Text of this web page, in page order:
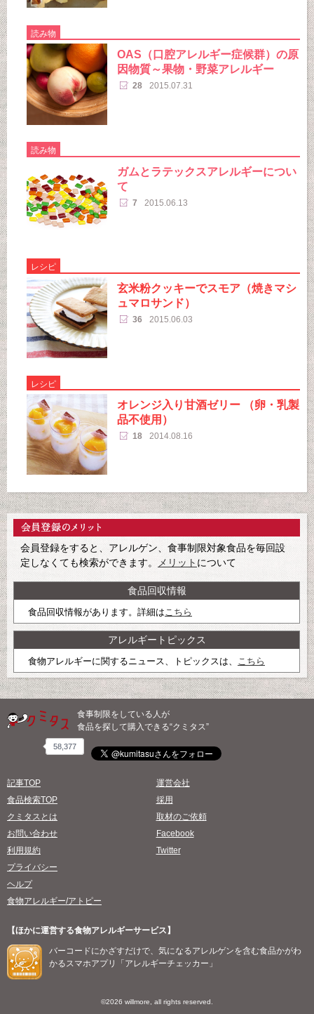
読み物
OAS（口腔アレルギー症候群）の原
因物質～果物・野菜アレルギー
28 2015.07.31
読み物
ガムとラテックスアレルギーについ
て
7 2015.06.13
レシピ
玄米粉クッキーでスモア（焼きマシ
ュマロサンド）
36 2015.06.03
レシピ
オレンジ入り甘酒ゼリー （卵・乳製
品不使用）
18 2014.08.16
会員登録をすると、アレルゲン、食事制限対象食品を毎回設
定しなくても検索ができます。
メリット について
食品回収情報
食品回収情報があります。詳細は こちら
アレルギートピックス
食物アレルギーに関するニュース、トピックスは、 こちら
食事制限をしている人が
食品を探して購入できる“クミタス”
58,377
©2026 willmore, all rights reserved.
記事TOP
食品検索TOP
クミタスとは
お問い合わせ
利用規約
プライバシー
ヘルプ
食物アレルギー/アトピー
運営会社
採用
取材のご依頼
Facebook
Twitter
【ほかに運営する食物アレルギーサービス】
バーコードにかざすだけで、気になるアレルゲンを含む食品かがわ
かるスマホアプリ「アレルギーチェッカー」